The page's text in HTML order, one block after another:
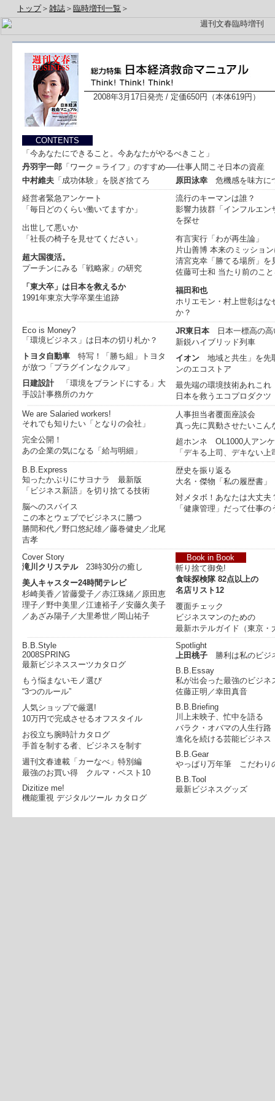
トップ＞ 雑誌 ＞ 臨時増刊一覧 ＞
2008年3月17日発売 / 定価650円（本体619円）
CONTENTS
「今あなたにできること。今あなたがやるべきこと」
丹羽宇一郎「ワーク＝ライフ」のすすめ──仕事人間こそ日本の資産
中村維夫「成功体験」を脱ぎ捨てろ 原田泳幸危機感を味方に
経営者緊急アンケート
「毎日どのくらい働いてますか」
出世して悪いか
「社長の椅子を見せてください」
超大国復活。
プーチンにみる「戦略家」の研究
「東大卒」は日本を救えるか
1991年東京大学卒業生追跡
流行のキーマンは誰？
影響力抜群「インフルエン
を探せ
有言実行「わが再生論」
片山善博本来のミッション
清宮克幸「勝てる場所」を
佐藤可士和 当たり前のこ
福田和也
ホリエモン・村上世彰はな
か？
Eco is Money?
「環境ビジネス」は日本の切り札か？
トヨタ自動車特写！「勝ち組」トヨタ
が放つ「プラグインなクルマ」
日建設計「環境をブランドにする」大
手設計事務所のカケ
JR東日本日本一標高の高
新鋭ハイブリッド列車
イオン地域と共生」を先
ンのエコストア
最先端の環境技術あれこれ
日本を救うエコプロダクツ
We are Salaried workers!
それでも知りたい「となりの会社」
完全公開！
あの企業の気になる「給与明細」
人事担当者覆面座談会
真っ先に異動させたいこん
超ホンネ OL1000人アン
「デキる上司、デキない上
B.B.Express
知ったかぶりにサヨナラ 最新版
「ビジネス新語」を切り捨てる技術
脳へのスパイス
この本とウェブでビジネスに勝つ
勝間和代／野口悠紀雄／藤巻健史／北尾
吉孝
歴史を振り返る
大名・傑物「私の履歴書」
対メタボ！あなたは大丈夫
「健康管理」だって仕事の
Cover Story
滝川クリステル23時30分の癒し
美人キャスター24時間テレビ
杉崎美香／皆藤愛子／赤江珠緒／原田恵
理子／野中美里／江連裕子／安藤久美子
／あざみ陽子／大里希世／岡山祐子
Book in Book
斬り捨て御免!
食味探検隊 82点以上の
名店リスト12
覆面チェック
ビジネスマンのための
最新ホテルガイド （東京・
B.B.Style
2008SPRING
最新ビジネススーツカタログ
もう悩まないモノ選び
“3つのルール”
人気ショップで厳選!
10万円で完成させるオフスタイル
お役立ち腕時計カタログ
手首を制する者、ビジネスを制す
週刊文春連載「カーなべ」特別編
最強のお買い得 クルマ・ベスト10
Dizitize me!
機能重視 デジタルツール カタログ
Spotlight
上田桃子勝利は私のビジ
B.B.Essay
私が出会った最強のビジネ
佐藤正明／幸田真音
B.B.Briefing
川上未映子、忙中を語る
バラク・オバマの人生行路
進化を続ける芸能ビジネス
B.B.Gear
やっぱり万年筆 こだわり
B.B.Tool
最新ビジネスグッズ